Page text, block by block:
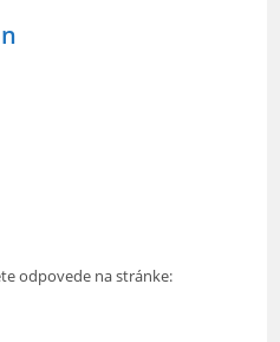
odpovede na stránke: